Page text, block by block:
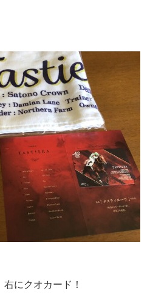
右にクオカード！